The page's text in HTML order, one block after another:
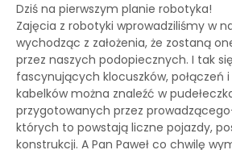
Dziś na pierwszym planie robotyka!
Zajęcia z robotyki wprowadziliśmy w
wychodząc z założenia, że zostaną
przez naszych podopiecznych. I tak się
fascynujących klocuszków, połączeń
kabelków można znaleźć w
przygotowanych przez
których to powstają liczne pojazdy,
konstrukcji. A Pan Paweł co chwilę